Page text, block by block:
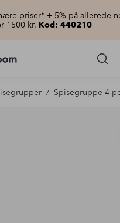
priser* + 5% på allerede
1500 kr. Kod: 440210
Spisegruppe 4